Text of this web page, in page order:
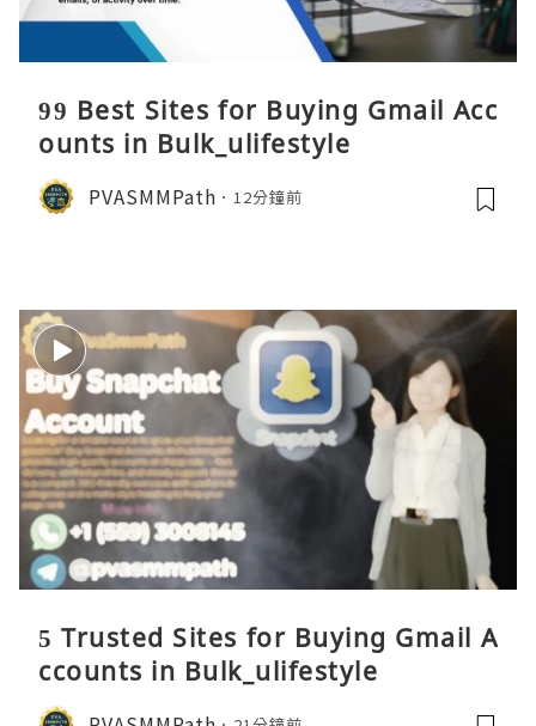
99 Best Sites for Buying Gmail Acc
ounts in Bulk_ulifestyle
PVASMMPath 12分鐘前
5 Trusted Sites for Buying Gmail A
ccounts in Bulk_ulifestyle